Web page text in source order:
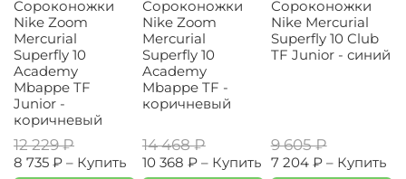
Сороконожки
Nike Zoom
Mercurial
Superfly 10
Academy
Mbappe TF
Junior -
коричневый
12 229 ₽
8 735 ₽ – Купить
Сороконожки
Nike Zoom
Mercurial
Superfly 10
Academy
Mbappe TF -
коричневый
14 468 ₽
10 368 ₽ – Купить
Сороконожки
Nike Mercurial
Superfly 10 Club
TF Junior - синий
9 605 ₽
7 204 ₽ – Купить